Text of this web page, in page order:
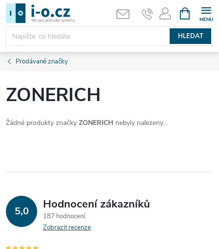
Přejít
obsah
HLEDAT
NÁKUPNÍ
KOŠÍK
Prodávané značky
ZONERICH
Žádné produkty značky ZONERICH nebyly nalezeny...
5,0 Hodnocení zákazníků
187 hodnocení
Zobrazit recenze